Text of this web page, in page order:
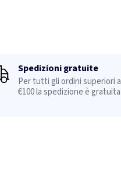
Spedizioni gratuite
Per tutti gli ordini superiori a
€100 la spedizione è gratuita